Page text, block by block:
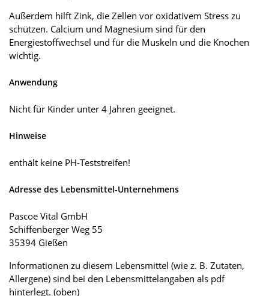
Außerdem hilft Zink, die Zellen vor oxidativem Stress zu
schützen. Calcium und Magnesium sind für den
Energiestoffwechsel und für die Muskeln und die Knochen
wichtig.
Anwendung
Nicht für Kinder unter 4 Jahren geeignet.
Hinweise
enthält keine PH-Teststreifen!
Adresse des Lebensmittel-Unternehmens
Pascoe Vital GmbH
Schiffenberger Weg 55
35394 Gießen
Informationen zu diesem Lebensmittel (wie z. B. Zutaten,
Allergene) sind bei den Lebensmittelangaben als pdf
hinterlegt. (oben)